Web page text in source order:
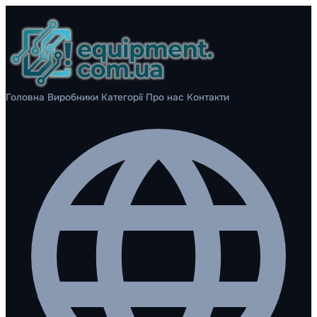
Головна Виробники Категорії Про нас Контакти